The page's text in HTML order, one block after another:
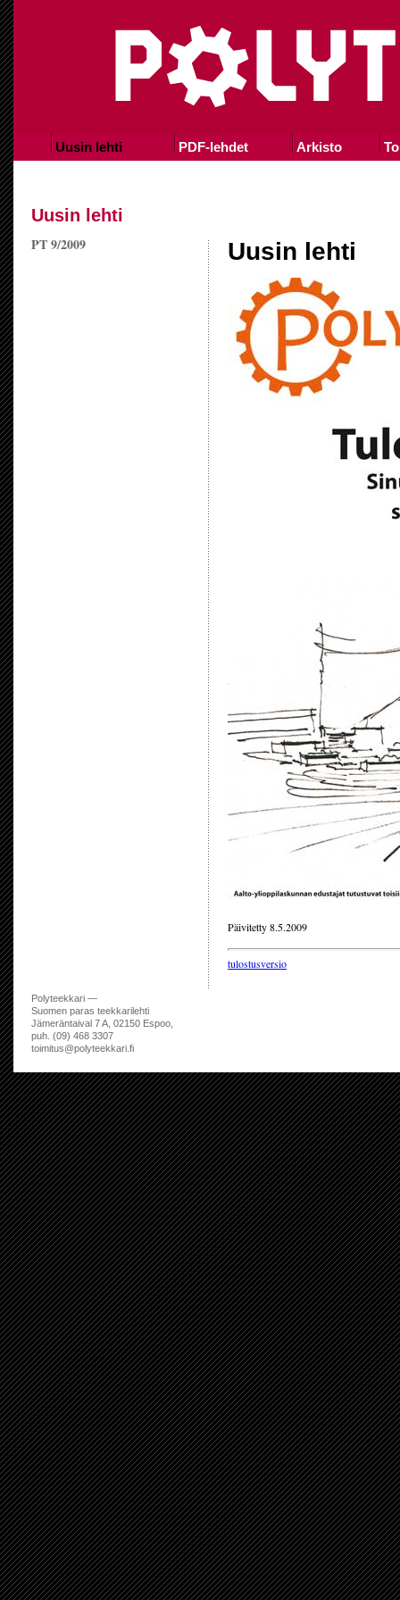
Uusin lehti PDF-lehdet Arkisto
Uusin lehti
PT 9/2009 Uusin lehti
Päivitetty 8.5.2009
tulostusversio
Polyteekkari —
Suomen paras teekkarilehti
Jämeräntaival 7 A, 02150 Espoo,
puh. (09) 468 3307
toimitus@polyteekkari.fi